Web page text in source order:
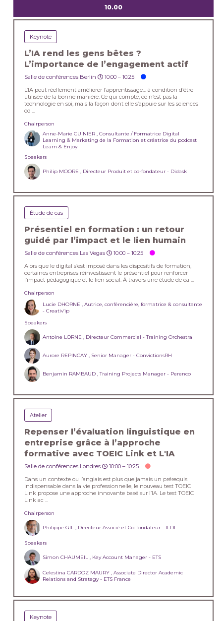
10.00
Keynote
L’IA rend les gens bêtes ?
L’importance de l’engagement actif
Salle de conférences Berlin 10:00 –10:25
L’IA peut réellement améliorer l’apprentissage… à condition d’être
utilisée de la bonne manière. Ce qui compte, ce n’est pas la
technologie en soi, mais la façon dont elle s’appuie sur les sciences
co ...
Chairperson
Anne-Marie CUINIER , Consultante / Formatrice Digital
Learning & Marketing de la Formation et créatrice du podcast
Learn & Enjoy
Speakers
Philip MOORE , Directeur Produit et co-fondateur - Didask
Étude de cas
Présentiel en formation : un retour
guidé par l’impact et le lien humain
Salle de conférences Las Vegas 10:00 –10:25
Alors que le digital s’est imposé dans les dispositifs de formation,
certaines entreprises réinvestissent le présentiel pour renforcer
l’impact pédagogique et le lien social. À travers une étude de ca ...
Chairperson
Lucie DHORNE , Autrice, conférencière, formatrice & consultante
- Creativ’ip
Speakers
Antoine LORNE , Directeur Commercial - Training Orchestra
Aurore REPINCAY , Senior Manager - ConvictionsRH
Benjamin RAMBAUD , Training Projects Manager - Perenco
Atelier
Repenser l’évaluation linguistique en
entreprise grâce à l’approche
formative avec TOEIC Link et L'IA
Salle de conférences Londres 10:00 –10:25
Dans un contexte ou l’anglais est plus que jamais un prérequis
indispensable dans la vie professionnelle, le nouveau test TOEIC
Link propose une approche innovante basé sur l’IA. Le test TOEIC
Link ac ...
Chairperson
Philippe GIL , Directeur Associé et Co-fondateur - ILDI
Speakers
Simon CHAUMEIL , Key Account Manager - ETS
Celestina CARDOZ MAURY , Associate Director Academic
Relations and Strategy - ETS France
Keynote